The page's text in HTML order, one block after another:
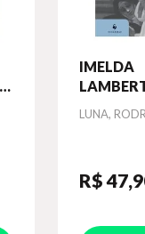
IMELDA
PRIMEIRA
Autor
LUNA,
R$ 47